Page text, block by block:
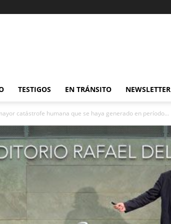
TESTIGOS EN TRÁNSITO NEWSLETTER
catástrofe humana que se haya generado en período...